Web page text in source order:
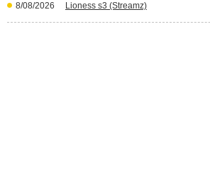
8/08/2026 Lioness s3 (Streamz)